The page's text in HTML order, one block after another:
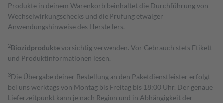
Produkte in deinem Warenkorb beinhaltet die Durchführung von
Wechselwirkungschecks und die Prüfung etwaiger
Anwendungshinweise des Herstellers.
2Biozidproduktevorsichtig verwenden. Vor Gebrauch stets Etikett
und Produktinformationen lesen.
3Die Übergabe deiner Bestellung an den Paketdienstleister erfolgt
bei uns werktags von Montag bis Freitag bis 18:00 Uhr. Der genaue
Lieferzeitpunkt kann je nach Region und in Abhängigkeit der